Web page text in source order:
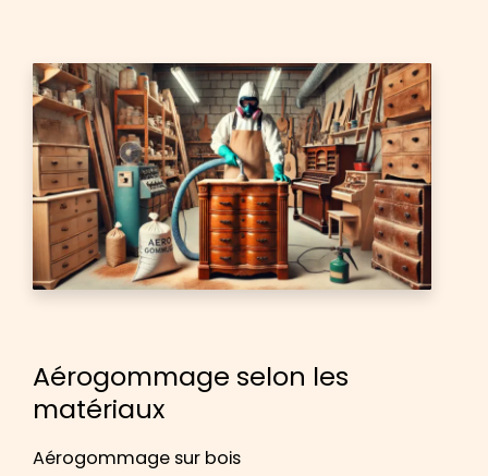
Aérogommage selon les
matériaux
Aérogommage sur bois